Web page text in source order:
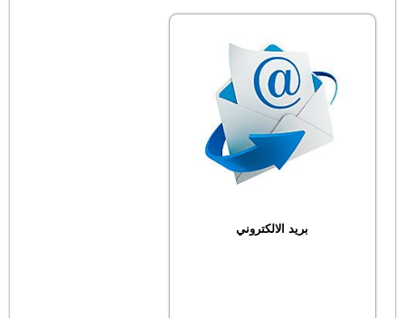
بريد الالكتروني